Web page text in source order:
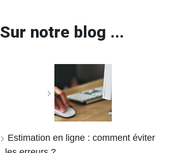
Sur notre blog ...
Estimation en ligne : comment éviter